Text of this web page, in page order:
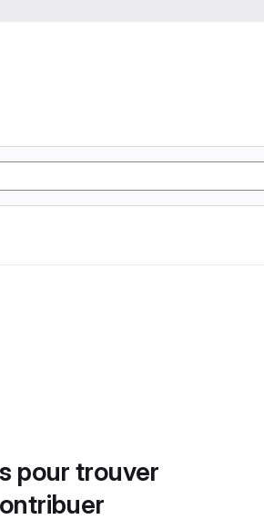
pour trouver